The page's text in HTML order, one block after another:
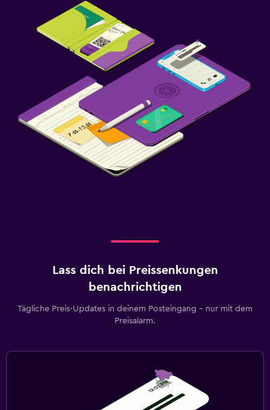
Lass dich bei Preissenkungen
benachrichtigen
Tägliche Preis-Updates in deinem Posteingang – nur mit dem
Preisalarm.